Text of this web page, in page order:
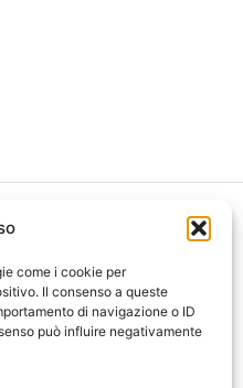
come i cookie per
Il consenso a queste
di navigazione o ID
può influire negativamente